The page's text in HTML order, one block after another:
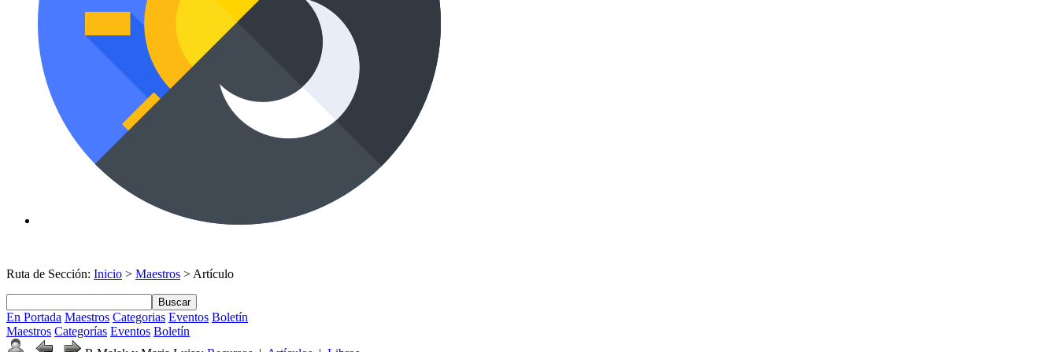
Ruta de Sección: Inicio > Maestros > Artículo
Buscar
En Portada Maestros Categorias Eventos Boletín
Maestros Categorías Eventos Boletín